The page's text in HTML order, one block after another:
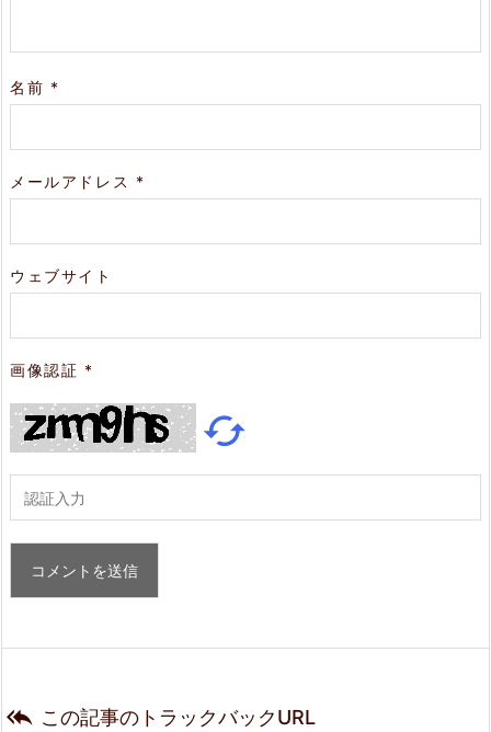
名前 *
メールアドレス *
ウェブサイト
画像認証 *

 この記事のトラックバックURL